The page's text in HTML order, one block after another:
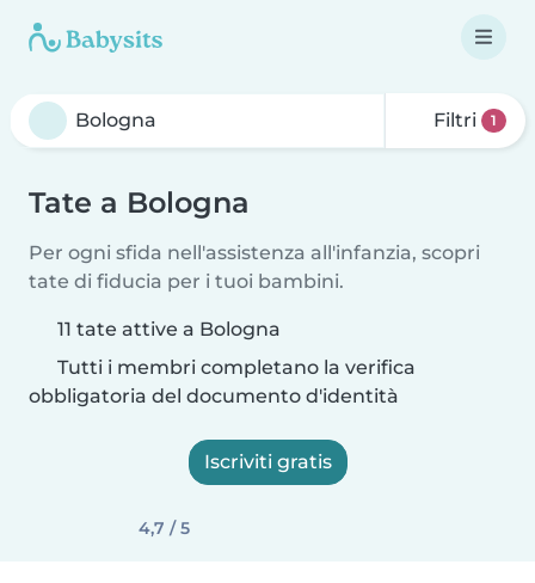
Filtri 1
Tate a Bologna
Per ogni sfida nell'assistenza all'infanzia, scopri
tate di fiducia per i tuoi bambini.
11 tate attive a Bologna
Tutti i membri completano la verifica
obbligatoria del documento d'identità
Iscriviti gratis
4,7 / 5